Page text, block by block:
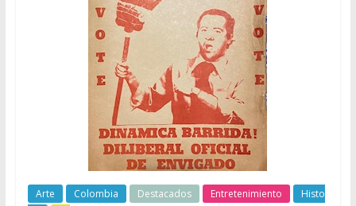
Arte Colombia Destacados Entretenimiento
Histo